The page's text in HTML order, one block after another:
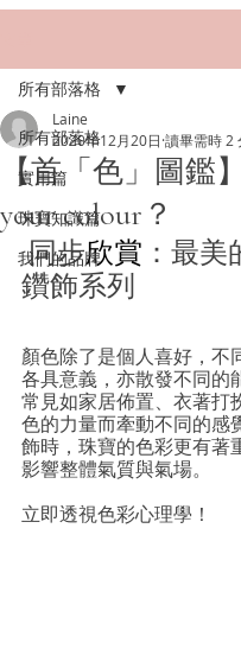
所有部落格
實用篇
珠寶知識篇
我們的品牌
所有部落格
【首「色」圖鑑
your colour？
Laine
2020年12月20日 讀畢需時 2
同步欣賞 ：最
鑽飾系列
顏色除了是個人喜好，不
各具意義，亦散發不同的
常見如家居佈置、衣著打
色的力量而牽動不同的感
飾時，珠寶的色彩更有著
影響整體氣質與氣場。
立即透視色彩心理學！